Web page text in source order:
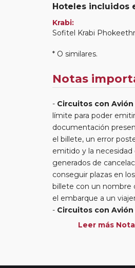
Hoteles incluidos
Krabi:
Sofitel Krabi
* O similares.
Notas
Circuitos con
límite para poder
documentación
el billete, un error
emitido y la
generados de
conseguir plazas en
billete con un nombre
el embarque a un
Circuitos con
kg por persona. En
Leer más